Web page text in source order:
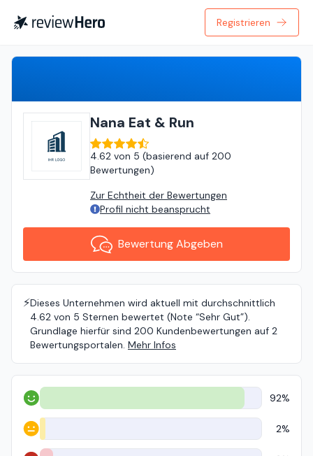
Registrieren
Nana Eat & Run
4.62 von 5 (basierend auf 200
Bewertungen)
Zur Echtheit der Bewertungen
Profil nicht beansprucht
Bewertung Abgeben
⚡️Dieses Unternehmen wird aktuell mit durchschnittlich
4.62 von 5 Sternen bewertet (Note “Sehr Gut”).
Grundlage hierfür sind 200 Kundenbewertungen auf 2
Bewertungsportalen. Mehr Infos
Positiv 92%
Neutral 2%